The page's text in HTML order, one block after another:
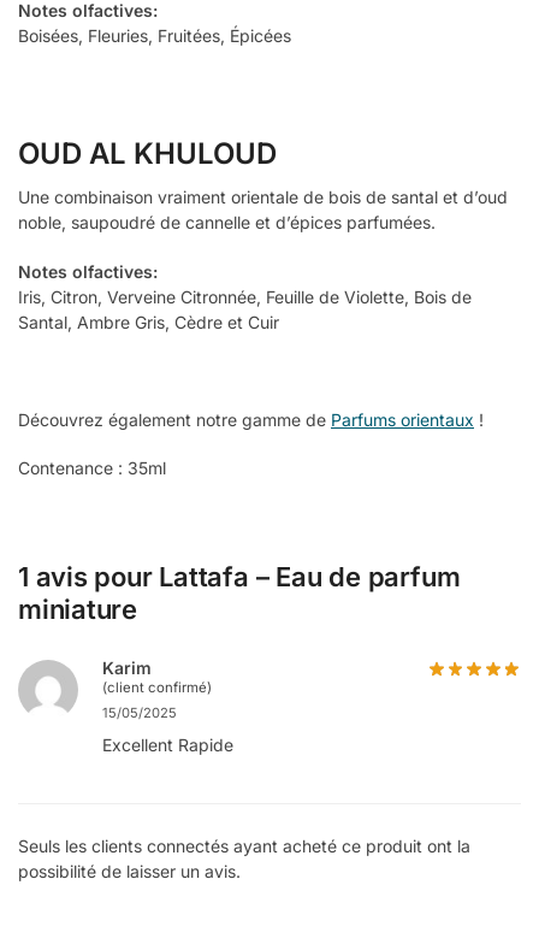
Notes olfactives:
Boisées, Fleuries, Fruitées, Épicées
OUD AL KHULOUD
Une combinaison vraiment orientale de bois de santal et d’oud
noble, saupoudré de cannelle et d’épices parfumées.
Notes olfactives:
Iris, Citron, Verveine Citronnée, Feuille de Violette, Bois de
Santal, Ambre Gris, Cèdre et Cuir
Découvrez également notre gamme de Parfums orientaux !
Contenance : 35ml
1 avis pour Lattafa – Eau de parfum
miniature
Karim
(client confirmé)
15/05/2025
Excellent Rapide
Seuls les clients connectés ayant acheté ce produit ont la
possibilité de laisser un avis.